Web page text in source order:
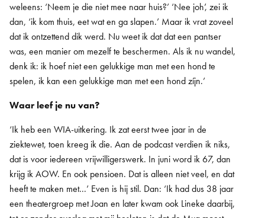
weleens: ‘Neem je die niet mee naar huis?’ ‘Nee joh’, zei ik
dan, ‘ik kom thuis, eet wat en ga slapen.’ Maar ik vrat zoveel
dat ik ontzettend dik werd. Nu weet ik dat dat een pantser
was, een manier om mezelf te beschermen. Als ik nu wandel,
denk ik: ik hoef niet een gelukkige man met een hond te
spelen, ik kan een gelukkige man met een hond zíjn.’
Waar leef je nu van?
‘Ik heb een WIA-uitkering. Ik zat eerst twee jaar in de
ziektewet, toen kreeg ik die. Aan de podcast verdien ik niks,
dat is voor iedereen vrijwilligerswerk. In juni word ik 67, dan
krijg ik AOW. En ook pensioen. Dat is alleen niet veel, en dat
heeft te maken met...’ Even is hij stil. Dan: ‘Ik had dus 38 jaar
een theatergroep met Joan en later kwam ook Lineke daarbij,